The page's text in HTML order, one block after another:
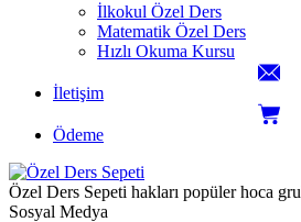
İlkokul Özel Ders
Matematik Özel Ders
Hızlı Okuma Kursu
İletişim
Ödeme
Özel Ders Sepeti hakları popüler hoca
Sosyal Medya